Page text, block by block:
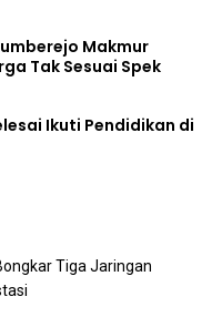
Makmur
Tak Sesuai Spek
Ikuti Pendidikan di